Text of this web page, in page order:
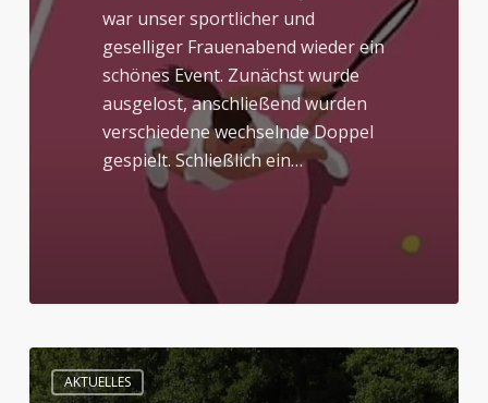
war unser sportlicher und
geselliger Frauenabend wieder ein
schönes Event. Zunächst wurde
ausgelost, anschließend wurden
verschiedene wechselnde Doppel
gespielt. Schließlich ein…
AKTUELLES
Vorstände-
Turnier